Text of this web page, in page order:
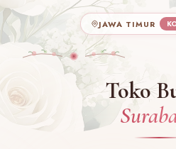
JAWA TIMUR
Toko